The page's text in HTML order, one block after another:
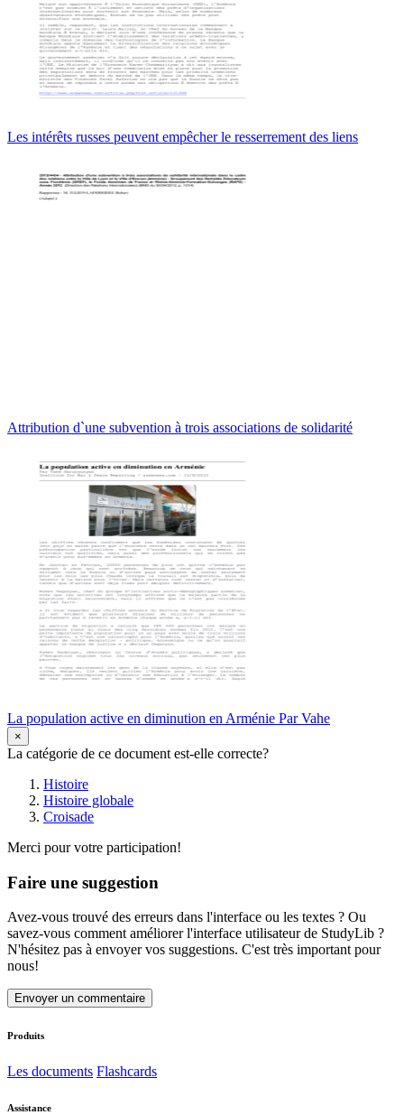
Les intérêts russes peuvent empêcher le resserrement des liens
Attribution d`une subvention à trois associations de solidarité
La population active en diminution en Arménie Par Vahe
×
La catégorie de ce document est-elle correcte?
Histoire
Histoire globale
Croisade
Merci pour votre participation!
Faire une suggestion
Avez-vous trouvé des erreurs dans l'interface ou les textes ? Ou
savez-vous comment améliorer l'interface utilisateur de StudyLib ?
N'hésitez pas à envoyer vos suggestions. C'est très important pour
nous!
Envoyer un commentaire
Produits
Les documents Flashcards
Assistance